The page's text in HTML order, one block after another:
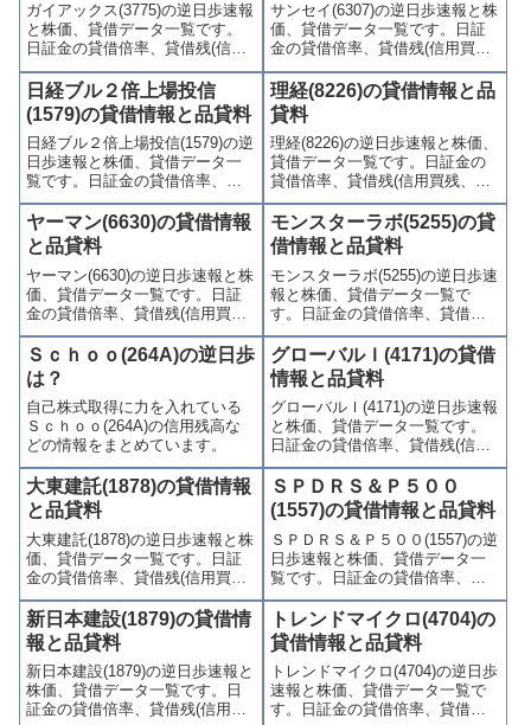
ガイアックス(3775)の逆日歩速報
と株価、貸借データ一覧です。
日証金の貸借倍率、貸借残(信用
買残、信用売残)、品貸料(逆日
歩)、東証の週末残高、規制(注意
喚起・申込停止)など、空売り関
連情報を集計し、図解でわかり
やすくまとめて掲載していま
す。
サンセイ(6307)の逆日歩速報と株
価、貸借データ一覧です。日証
金の貸借倍率、貸借残(信用買
残、信用売残)、品貸料(逆日
歩)、東証の週末残高、規制(注意
喚起・申込停止)など、空売り関
連情報を集計し、図解でわかり
やすくまとめて掲載していま
す。
日経ブル２倍上場投信
(1579)の貸借情報と品貸料
日経ブル２倍上場投信(1579)の逆
日歩速報と株価、貸借データ一
覧です。日証金の貸借倍率、貸
借残(信用買残、信用売残)、品貸
料(逆日歩)、東証の週末残高、規
制(注意喚起・申込停止)など、空
売り関連情報を集計し、図解で
わかりやすくまとめて掲載して
います。
理経(8226)の貸借情報と品
貸料
理経(8226)の逆日歩速報と株価、
貸借データ一覧です。日証金の
貸借倍率、貸借残(信用買残、信
用売残)、品貸料(逆日歩)、東証
の週末残高、規制(注意喚起・申
込停止)など、空売り関連情報を
集計し、図解でわかりやすくま
とめて掲載しています。
ヤーマン(6630)の貸借情報
と品貸料
ヤーマン(6630)の逆日歩速報と株
価、貸借データ一覧です。日証
金の貸借倍率、貸借残(信用買
残、信用売残)、品貸料(逆日
歩)、東証の週末残高、規制(注意
喚起・申込停止)など、空売り関
連情報を集計し、図解でわかり
やすくまとめて掲載していま
す。
モンスターラボ(5255)の貸
借情報と品貸料
モンスターラボ(5255)の逆日歩速
報と株価、貸借データ一覧で
す。日証金の貸借倍率、貸借残
(信用買残、信用売残)、品貸料
(逆日歩)、東証の週末残高、規制
(注意喚起・申込停止)など、空売
り関連情報を集計し、図解でわ
かりやすくまとめて掲載してい
ます。
Ｓｃｈｏｏ(264A)の逆日歩
は？
自己株式取得に力を入れている
Ｓｃｈｏｏ(264A)の信用残高な
どの情報をまとめています。
グローバルＩ(4171)の貸借
情報と品貸料
グローバルＩ(4171)の逆日歩速報
と株価、貸借データ一覧です。
日証金の貸借倍率、貸借残(信用
買残、信用売残)、品貸料(逆日
歩)、東証の週末残高、規制(注意
喚起・申込停止)など、空売り関
連情報を集計し、図解でわかり
やすくまとめて掲載していま
す。
大東建託(1878)の貸借情報
と品貸料
大東建託(1878)の逆日歩速報と株
価、貸借データ一覧です。日証
金の貸借倍率、貸借残(信用買
残、信用売残)、品貸料(逆日
歩)、東証の週末残高、規制(注意
喚起・申込停止)など、空売り関
連情報を集計し、図解でわかり
やすくまとめて掲載していま
す。
ＳＰＤＲＳ＆Ｐ５００
(1557)の貸借情報と品貸料
ＳＰＤＲＳ＆Ｐ５００(1557)の逆
日歩速報と株価、貸借データ一
覧です。日証金の貸借倍率、貸
借残(信用買残、信用売残)、品貸
料(逆日歩)、東証の週末残高、規
制(注意喚起・申込停止)など、空
売り関連情報を集計し、図解で
わかりやすくまとめて掲載して
います。
新日本建設(1879)の貸借情
報と品貸料
新日本建設(1879)の逆日歩速報と
株価、貸借データ一覧です。日
証金の貸借倍率、貸借残(信用買
トレンドマイクロ(4704)の
貸借情報と品貸料
トレンドマイクロ(4704)の逆日歩
速報と株価、貸借データ一覧で
す。日証金の貸借倍率、貸借残